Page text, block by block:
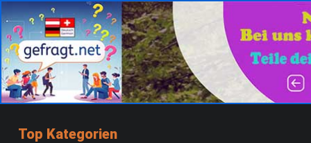
Top Kategorien